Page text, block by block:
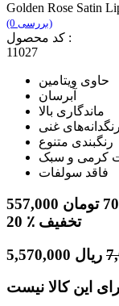
Golden Rose Satin
(0 بررسی)
کد محصول :
11027
حاوی ویتامین
آبرسان
ماندگاری بالا
رنگدانه‌های غنی
رنگبندی متنوع
کرمی و سبک
فاقد سولفات
557,000 تومان
20
٪ تخفیف
5,570,000 ریال
این کالا نیست